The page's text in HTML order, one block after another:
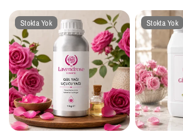
Stokta Yok Stokta Yok